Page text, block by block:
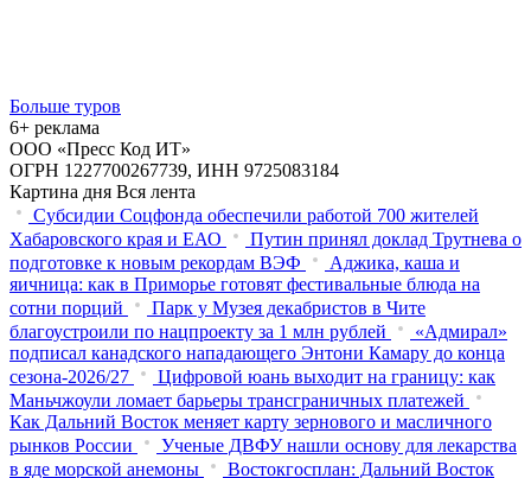
Больше туров
6+ реклама
ООО «Пресс Код ИТ»
ОГРН 1227700267739, ИНН 9725083184
Картина дня Вся лента
Субсидии Соцфонда обеспечили работой 700 жителей
Хабаровского края и ЕАО
Путин принял доклад Трутнева о
подготовке к новым рекордам ВЭФ
Аджика, каша и
яичница: как в Приморье готовят фестивальные блюда на
сотни порций
Парк у Музея декабристов в Чите
благоустроили по нацпроекту за 1 млн рублей
«Адмирал»
подписал канадского нападающего Энтони Камару до конца
сезона-2026/27
Цифровой юань выходит на границу: как
Маньчжоули ломает барьеры трансграничных платежей
Как Дальний Восток меняет карту зернового и масличного
рынков России
Ученые ДВФУ нашли основу для лекарства
в яде морской анемоны
Востокгосплан: Дальний Восток